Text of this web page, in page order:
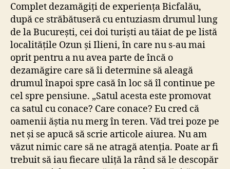
Complet dezamăgiți de experiența Bicfalău,
după ce străbătuseră cu entuziasm drumul lung
de la București, cei doi turiști au tăiat de pe listă
localitățile Ozun și Ilieni, în care nu s-au mai
oprit pentru a nu avea parte de încă o
dezamăgire care să îi determine să aleagă
drumul înapoi spre casă în loc să îl continue pe
cel spre pensiune. „Satul acesta este promovat
ca satul cu conace? Care conace? Eu cred că
oamenii ăștia nu merg în teren. Văd trei poze pe
net și se apucă să scrie articole aiurea. Nu am
văzut nimic care să ne atragă atenția. Poate ar fi
trebuit să iau fiecare uliță la rând să le descopăr